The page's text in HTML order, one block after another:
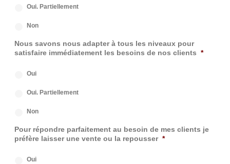
Oui. Partiellement
Non
Nous savons nous adapter à tous les niveaux pour
satisfaire immédiatement les besoins de nos clients *
Oui
Oui. Partiellement
Non
Pour répondre parfaitement au besoin de mes clients je
préfère laisser une vente ou la repousser *
Oui